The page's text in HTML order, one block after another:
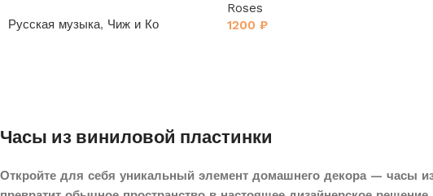
Русская музыка, Чиж и Ко
Roses
1200 ₽
Часы из виниловой пластинки
Откройте для себя уникальный элемент домашнего декора — часы